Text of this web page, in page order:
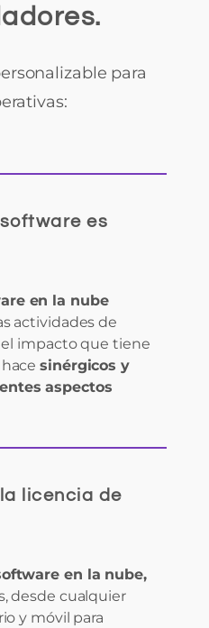
para
es
en la nube
actividades de
el impacto que tiene
hacesinérgicos y
aspectos
licencia de
en la nube,
desde cualquier
y móvil para